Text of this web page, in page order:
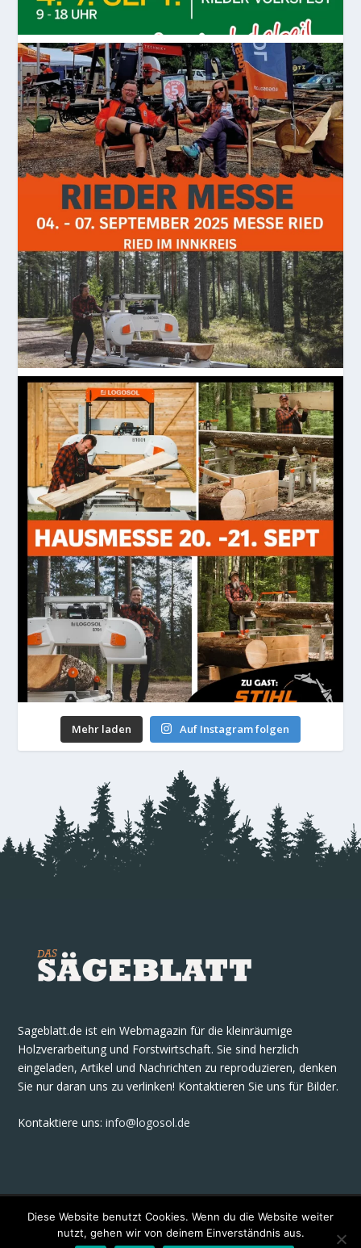
Mehr laden Auf Instagram folgen
Sageblatt.de ist ein Webmagazin für die kleinräumige
Holzverarbeitung und Forstwirtschaft. Sie sind herzlich
eingeladen, Artikel und Nachrichten zu reproduzieren, denken
Sie nur daran uns zu verlinken! Kontaktieren Sie uns für Bilder.
Kontaktiere uns:info@logosol.de
Diese Website benutzt Cookies. Wenn du die Website weiter
nutzt, gehen wir von deinem Einverständnis aus.